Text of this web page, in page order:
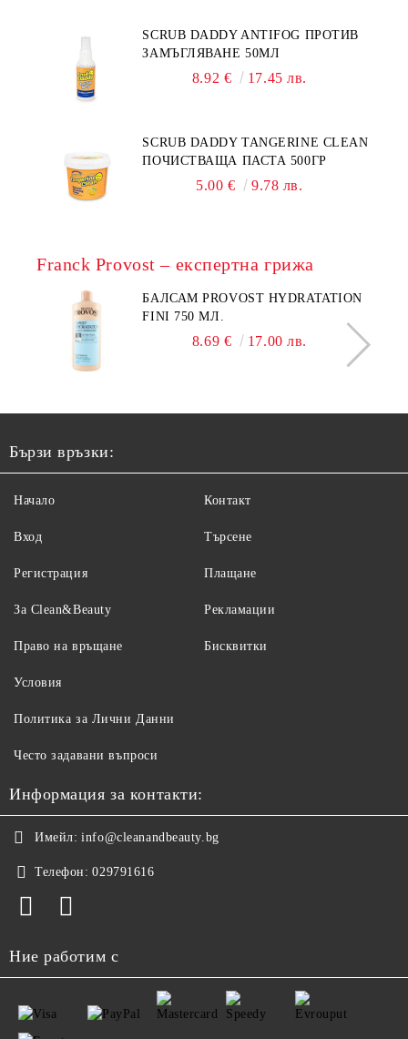
SCRUB DADDY ANTIFOG ПРОТИВ
ЗАМЪГЛЯВАНЕ 50МЛ
8.92 € 17.45 лв.
SCRUB DADDY TANGERINE CLEAN
ПОЧИСТВАЩА ПАСТА 500ГР
5.00 € 9.78 лв.
Franck Provost – експертна грижа
БАЛСАМ PROVOST HYDRATATION
FINI 750 МЛ.
8.69 € 17.00 лв.
Бързи връзки:
Начало
Вход
Регистрация
За Clean&Beauty
Контакт
Търсене
Плащане
Рекламации
Право на връщане
Условия
Политика за Лични Данни
Често задавани въпроси
Бисквитки
Информация за контакти:
Имейл: info@cleanandbeauty.bg
Телефон: 029791616
Ние работим с